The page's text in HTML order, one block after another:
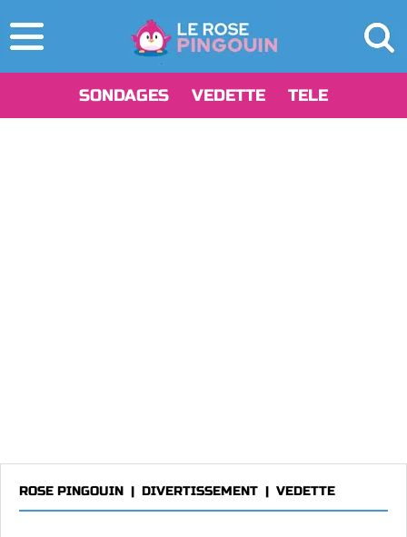
SONDAGES VEDETTE TELE
ROSE PINGOUIN | DIVERTISSEMENT | VEDETTE